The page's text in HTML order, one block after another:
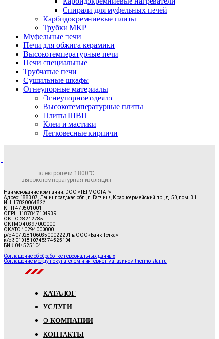
Спирали для муфельных печей
Карбидокремниевые плиты
Трубки МКР
Муфельные печи
Печи для обжига керамики
Высокотемпературные печи
Печи специальные
Трубчатые печи
Сушильные шкафы
Огнеупорные материалы
Огнеупорное одеяло
Высокотемпературные плиты
Плиты ШВП
Клеи и мастики
Легковесные кирпичи
электропечи 1800 ℃
высокотемпературная изоляция
Наименование компании: ООО «ТЕРМОСТАР»
Адрес: 188307, Ленинградская обл., г. Гатчина, Красноармейский пр., д. 50, пом. 31
ИНН 7820064822
КПП 470501001
ОГРН 1187847104939
ОКПО 28242785
ОКТМО 40397000000
ОКАТО 40294000000
р/с 40702810603500022201 в ООО «Банк Точка»
к/с 30101810745374525104
БИК 044525104
Соглашение об обработке персональных данных
Соглашение между покупателем и интернет-магазином thermo-star.ru
КАТАЛОГ
УСЛУГИ
О КОМПАНИИ
КОНТАКТЫ